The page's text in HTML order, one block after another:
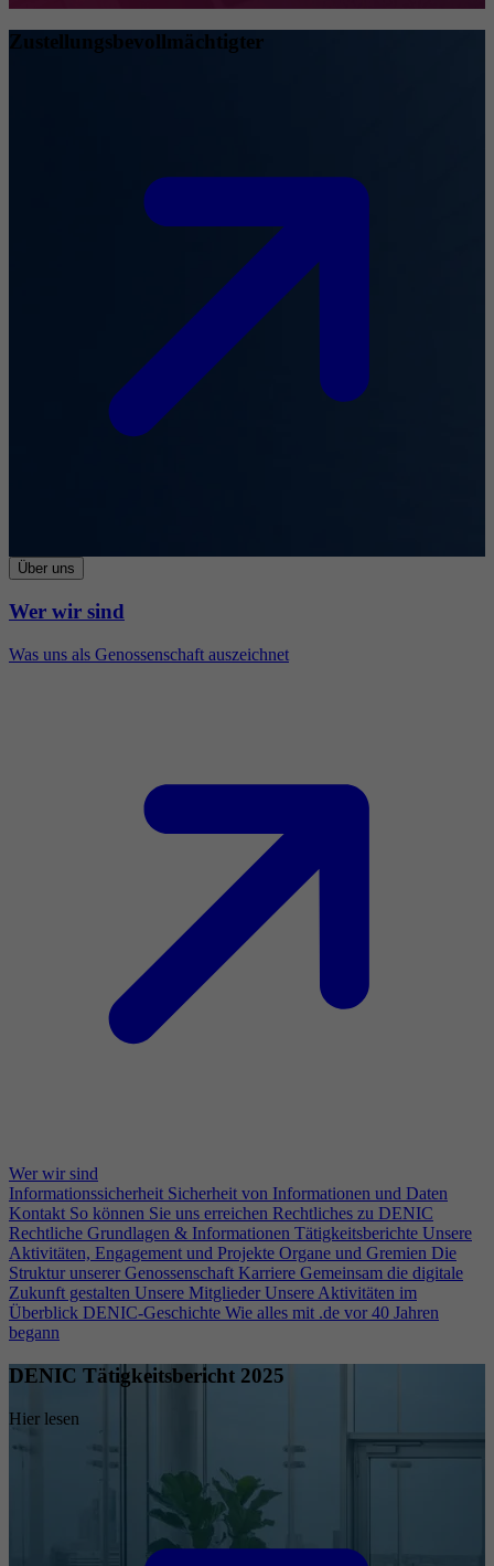
Zustellungsbevollmächtigter
Über uns
Wer wir sind
Was uns als Genossenschaft auszeichnet
Wer wir sind
Informationssicherheit Sicherheit von Informationen und Daten
Kontakt So können Sie uns erreichen Rechtliches zu DENIC
Rechtliche Grundlagen & Informationen Tätigkeitsberichte Unsere
Aktivitäten, Engagement und Projekte Organe und Gremien Die
Struktur unserer Genossenschaft Karriere Gemeinsam die digitale
Zukunft gestalten Unsere Mitglieder Unsere Aktivitäten im
Überblick DENIC-Geschichte Wie alles mit .de vor 40 Jahren
begann
DENIC Tätigkeitsbericht 2025
Hier lesen